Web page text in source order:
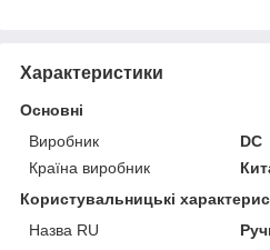
Характеристики
Основні
Виробник
DC
Країна виробник
Користувальницькі
Назва RU